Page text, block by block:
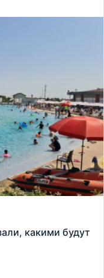
какими будут